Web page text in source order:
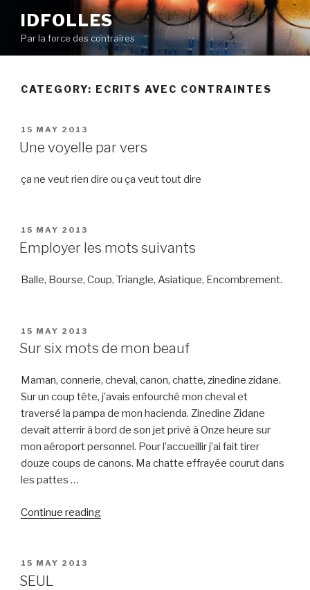
content
IDFOLLES
Par la force des contraires
CATEGORY: ECRITS AVEC CONTRAINTES
POSTED
ON
15 MAY 2013
Une voyelle par vers
ça ne veut rien dire ou ça veut tout dire
POSTED
ON
15 MAY 2013
Employer les mots suivants
Balle, Bourse, Coup, Triangle, Asiatique, Encombrement.
POSTED
ON
15 MAY 2013
Sur six mots de mon beauf
Maman, connerie, cheval, canon, chatte, zinedine zidane.
Sur un coup tête, j’avais enfourché mon cheval et
traversé la pampa de mon hacienda. Zinedine Zidane
devait atterrir à bord de son jet privé à Onze heure sur
mon aéroport personnel. Pour l’accueillir j’ai fait tirer
douze coups de canons. Ma chatte effrayée courut dans
les pattes …
Continue reading“Sur
POSTED
ON
15 MAY 2013
SEUL